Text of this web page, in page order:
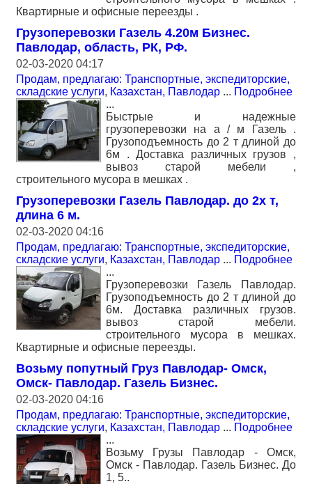
Квартирные и офисные переезды .
Грузоперевозки Газель 4.20м Бизнес.
Павлодар, область, РК, РФ.
02-03-2020 04:17
Продам, предлагаю: Транспортные, экспедиторские,
складские услуги, Казахстан, Павлодар ... Подробнее
...
Быстрые и надежные
грузоперевозки на а / м Газель .
Грузоподъемность до 2 т длиной до
6м . Доставка различных грузов ,
вывоз старой мебели ,
строительного мусора в мешках .
Грузоперевозки Газель Павлодар. до 2х т,
длина 6 м.
02-03-2020 04:16
Продам, предлагаю: Транспортные, экспедиторские,
складские услуги, Казахстан, Павлодар ... Подробнее
...
Грузоперевозки Газель Павлодар.
Грузоподъемность до 2 т длиной до
6м. Доставка различных грузов.
вывоз старой мебели.
строительного мусора в мешках.
Квартирные и офисные переезды.
Возьму попутный Груз Павлодар- Омск,
Омск- Павлодар. Газель Бизнес.
02-03-2020 04:16
Продам, предлагаю: Транспортные, экспедиторские,
складские услуги, Казахстан, Павлодар ... Подробнее
...
Возьму Грузы Павлодар - Омск,
Омск - Павлодар. Газель Бизнес. До
1, 5..